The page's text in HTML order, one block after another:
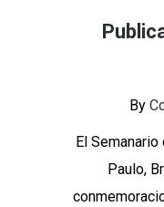
By
El
Paulo,